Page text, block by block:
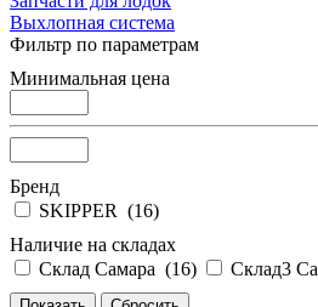
Выхлопная система
Фильтр по параметрам
Минимальная цена
Бренд
SKIPPER (16)
Наличие на складах
Склад Самара (16) Склад3